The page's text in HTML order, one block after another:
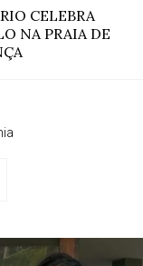
CELEBRA
NA PRAIA DE